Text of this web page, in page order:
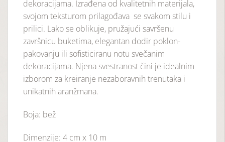
dekoracijama. Izrađena od kvalitetnih materijala,
svojom teksturom prilagođava se svakom stilu i
prilici. Lako se oblikuje, pružajući savršenu
završnicu buketima, elegantan dodir poklon-
pakovanju ili sofisticiranu notu svečanim
dekoracijama. Njena svestranost čini je idealnim
izborom za kreiranje nezaboravnih trenutaka i
unikatnih aranžmana.
Boja: bež
Dimenzije: 4 cm x 10 m